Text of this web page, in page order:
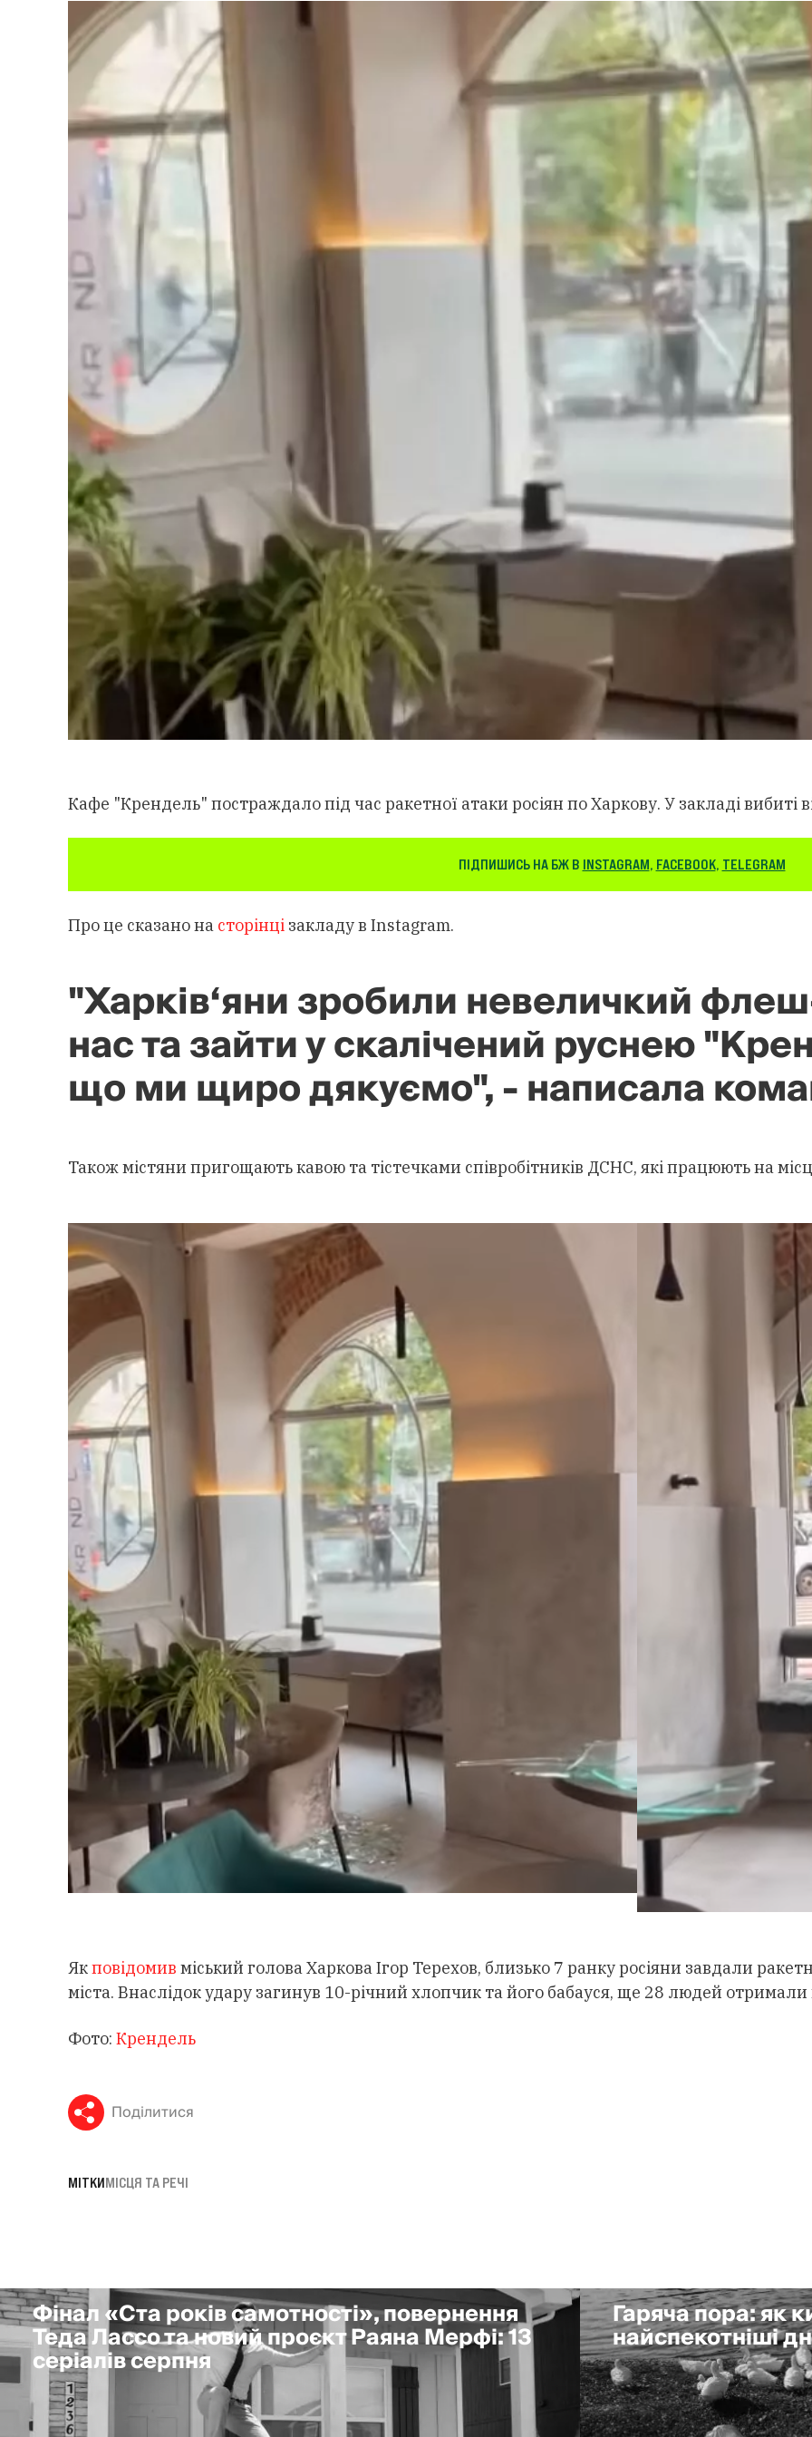
Кафе "Крендель" постраждало під час ракетної атаки росіян по Харкову. У закладі
ПІДПИШИСЬ НА БЖ В INSTAGRAM, FACEBOOK, TELEGRAM
Про це сказано на сторінці закладу в Instagram.
"Харків‘яни зробили невеличкий
нас та зайти у скалічений руснею
що ми щиро дякуємо", - написала
Також містяни пригощають кавою та тістечками співробітників ДСНС, які працюють на
Якповідомив міський голова Харкова Ігор Терехов, близько 7 ранку росіяни завдали
міста. Внаслідок удару загинув 10-річний хлопчик та його бабауся, ще 28 людей
Фото: Крендель
Поділитися
МІТКИМІСЦЯ ТА РЕЧІ
Фінал «Ста років самотності», повернення
Теда Лассо та новий проєкт Раяна Мерфі: 13
серіалів серпня
Гаряча пора: як
найспекотніші